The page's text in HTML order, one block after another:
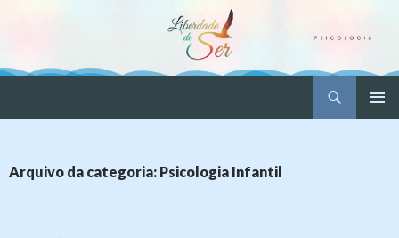
CONTEÚDO
Arquivo da categoria: Psicologia Infantil